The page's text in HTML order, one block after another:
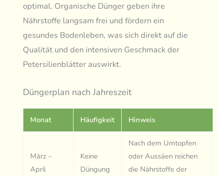
optimal. Organische Dünger geben ihre
Nährstoffe langsam frei und fördern ein
gesundes Bodenleben, was sich direkt auf die
Qualität und den intensiven Geschmack der
Petersilienblätter auswirkt.
Düngerplan nach Jahreszeit
Monat Häufigkeit Hinweis
März –
April
Keine
Düngung
Nach dem Umtopfen
oder Aussäen reichen
die Nährstoffe der